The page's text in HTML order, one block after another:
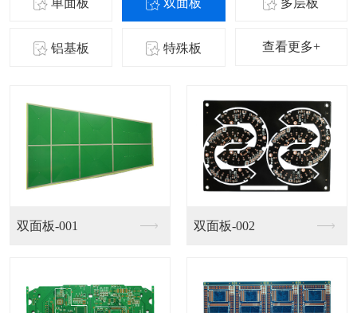
单面板 双面板 多层板
铝基板 特殊板 查看更多+
四层板-001 四层板-002